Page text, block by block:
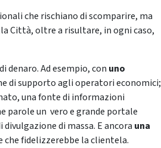
che rischiano di scomparire, ma
Città, oltre a risultare, in ogni caso,
denaro. Ad esempio, con uno
di supporto agli operatori economici;
una fonte di informazioni
parole un vero e grande portale
di massa. E ancora una
fidelizzerebbe la clientela.